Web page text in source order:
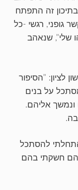
זה התפתח
גופני, רגשי -כל
שלי", שנאהב
בן 26 מראשון לציון: "הסיפור
על בנים
ונמשך אליהם.
להסתכל
חשקתי בהם